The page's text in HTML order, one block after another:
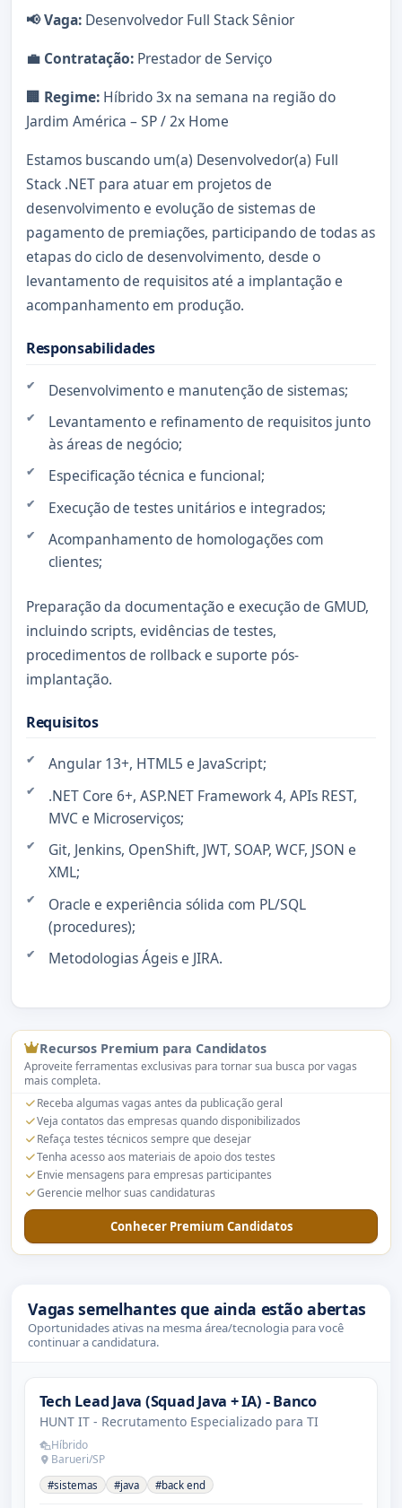
📢 Vaga: Desenvolvedor Full Stack Sênior
💼 Contratação: Prestador de Serviço
🏢 Regime: Híbrido 3x na semana na região do
Jardim América – SP / 2x Home
Estamos buscando um(a) Desenvolvedor(a) Full
Stack .NET para atuar em projetos de
desenvolvimento e evolução de sistemas de
pagamento de premiações, participando de todas as
etapas do ciclo de desenvolvimento, desde o
levantamento de requisitos até a implantação e
acompanhamento em produção.
Responsabilidades
Desenvolvimento e manutenção de sistemas;
Levantamento e refinamento de requisitos junto
às áreas de negócio;
Especificação técnica e funcional;
Execução de testes unitários e integrados;
Acompanhamento de homologações com
clientes;
Preparação da documentação e execução de GMUD,
incluindo scripts, evidências de testes,
procedimentos de rollback e suporte pós-
implantação.
Requisitos
Angular 13+, HTML5 e JavaScript;
.NET Core 6+, ASP.NET Framework 4, APIs REST,
MVC e Microserviços;
Git, Jenkins, OpenShift, JWT, SOAP, WCF, JSON e
XML;
Oracle e experiência sólida com PL/SQL
(procedures);
Metodologias Ágeis e JIRA.
Recursos Premium para Candidatos
Aproveite ferramentas exclusivas para tornar sua busca por vagas
mais completa.
Receba algumas vagas antes da publicação geral
Veja contatos das empresas quando disponibilizados
Refaça testes técnicos sempre que desejar
Tenha acesso aos materiais de apoio dos testes
Envie mensagens para empresas participantes
Gerencie melhor suas candidaturas
Conhecer Premium Candidatos
Vagas semelhantes que ainda estão abertas
Oportunidades ativas na mesma área/tecnologia para você
continuar a candidatura.
Tech Lead Java (Squad Java + IA) - Banco
HUNT IT - Recrutamento Especializado para TI
Híbrido
Barueri/SP
#sistemas #java #back end